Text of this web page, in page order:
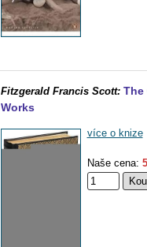
Fitzgerald Francis Scott: The
Works
více o knize
Naše cena: